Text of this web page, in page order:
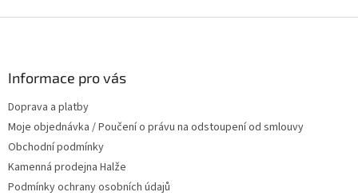
Informace pro vás
Doprava a platby
Moje objednávka / Poučení o právu na odstoupení od smlouvy
Obchodní podmínky
Kamenná prodejna Halže
Podmínky ochrany osobních údajů